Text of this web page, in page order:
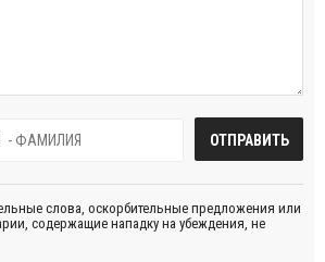
слова, оскорбительные предложения или
содержащие нападку на убеждения, не